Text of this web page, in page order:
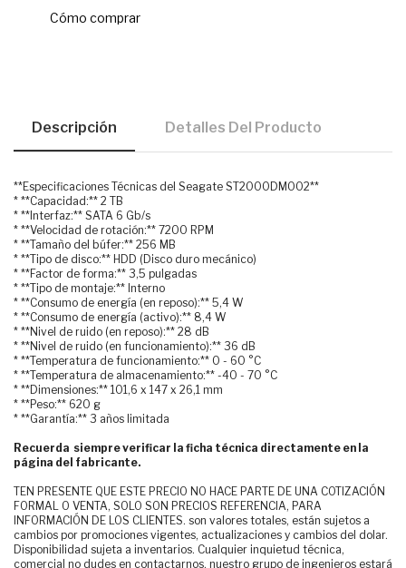
Cómo comprar
Descripción Detalles Del Producto
**Especificaciones Técnicas del Seagate ST2000DM002**
* **Capacidad:** 2 TB
* **Interfaz:** SATA 6 Gb/s
* **Velocidad de rotación:** 7200 RPM
* **Tamaño del búfer:** 256 MB
* **Tipo de disco:** HDD (Disco duro mecánico)
* **Factor de forma:** 3,5 pulgadas
* **Tipo de montaje:** Interno
* **Consumo de energía (en reposo):** 5,4 W
* **Consumo de energía (activo):** 8,4 W
* **Nivel de ruido (en reposo):** 28 dB
* **Nivel de ruido (en funcionamiento):** 36 dB
* **Temperatura de funcionamiento:** 0 - 60 °C
* **Temperatura de almacenamiento:** -40 - 70 °C
* **Dimensiones:** 101,6 x 147 x 26,1 mm
* **Peso:** 620 g
* **Garantía:** 3 años limitada
Recuerda siempre verificar la ficha técnica directamente en la
página del fabricante.
TEN PRESENTE QUE ESTE PRECIO NO HACE PARTE DE UNA COTIZACIÓN
FORMAL O VENTA, SOLO SON PRECIOS REFERENCIA, PARA
INFORMACIÓN DE LOS CLIENTES. son valores totales, están sujetos a
cambios por promociones vigentes, actualizaciones y cambios del dolar.
Disponibilidad sujeta a inventarios. Cualquier inquietud técnica,
comercial no dudes en contactarnos, nuestro grupo de ingenieros estará